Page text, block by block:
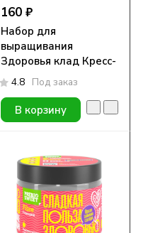
160 ₽
Набор для
выращивания
Здоровья клад Кресс-
салат
4.8 Под заказ
В корзину